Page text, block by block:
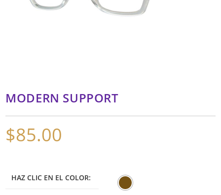
MODERN SUPPORT
$85.00
HAZ CLIC EN EL COLOR: